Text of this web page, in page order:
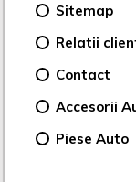
Sitemap
Relatii
Contact
Accesorii
Piese Auto